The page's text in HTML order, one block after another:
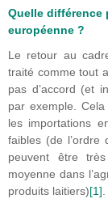
Quelle différence
européenne ?
Le retour au
traité comme tout
pas d’accord (et
par exemple.
les importations
faibles (de l’ordre
peuvent être
moyenne dans
produits laitiers)[1].